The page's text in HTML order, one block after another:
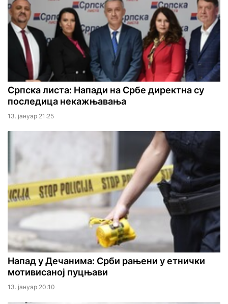
Српска листа: Напади на Србе директна су
последица некажњавања
13. јануар 21:25
Напад у Дечанима: Срби рањени у етнички
мотивисаној пуцњави
13. јануар 20:10